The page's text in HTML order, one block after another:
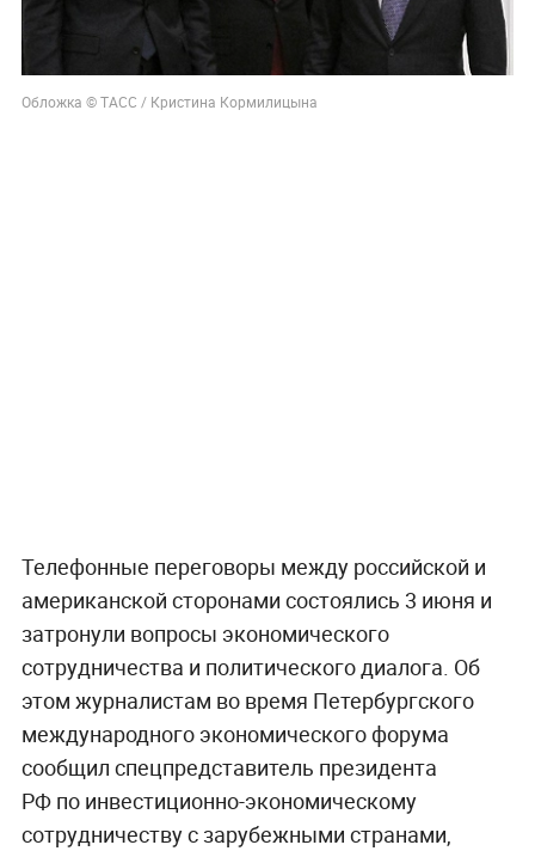
Обложка © ТАСС / Кристина Кормилицына
Телефонные переговоры между российской и
американской сторонами состоялись 3 июня и
затронули вопросы экономического
сотрудничества и политического диалога. Об
этом журналистам во время Петербургского
международного экономического форума
сообщил спецпредставитель президента
РФ по инвестиционно-экономическому
сотрудничеству с зарубежными странами,